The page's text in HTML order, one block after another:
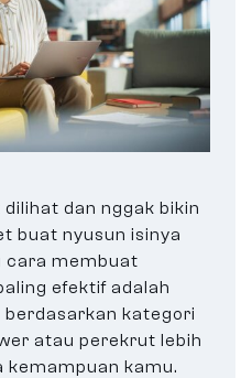
dan nggak bikin
buat nyusun isinya
cara membuat
efektif adalah
berdasarkan kategori
atau perekrut lebih
kemampuan kamu.